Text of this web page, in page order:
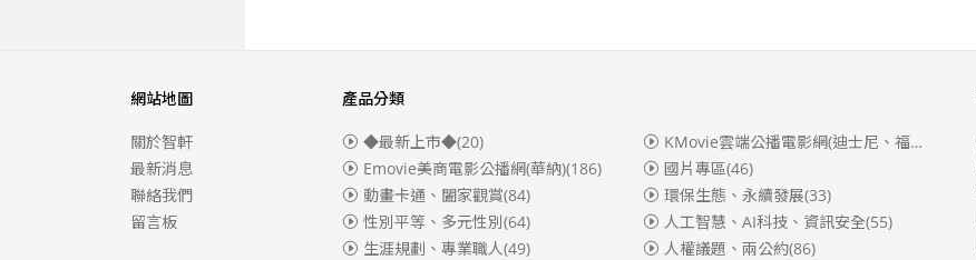
網站地圖
關於智軒
最新消息
聯絡我們
留言板
產品分類
◆最新上市◆(20) KMovie雲端公播電影網(迪士尼、福斯、索尼)
Emovie美商電影公播網(華納)(186) 國片專區(46)
動畫卡通、闔家觀賞(84) 環保生態、永續發展(33)
性別平等、多元性別(64) 人工智慧、AI科技、資訊安全(55)
生涯規劃、專業職人(49) 人權議題、兩公約(86)